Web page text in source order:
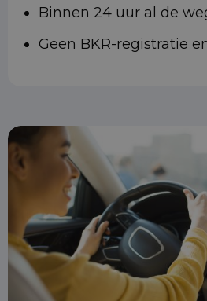
Binnen 24 uur al de
Geen BKR-registratie